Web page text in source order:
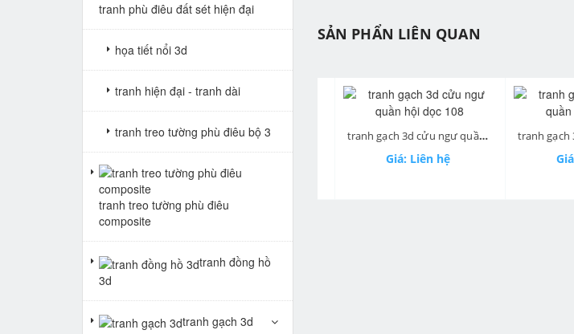
SẢN PHẨN LIÊN QUAN
tranh gạch 3d cửu ngư quần hội dọc 110 tranh gạch 3d cửu ngư quần hội dọc 108
Giá: Liên hệ Giá:
prev
tranh phù điêu đất sét hiện đại
họa tiết nổi 3d
tranh hiện đại - tranh dài
tranh treo tường phù điêu bộ 3
tranh treo tường phù điêu
composite
tranh đồng hồ
3d
tranh gạch 3d